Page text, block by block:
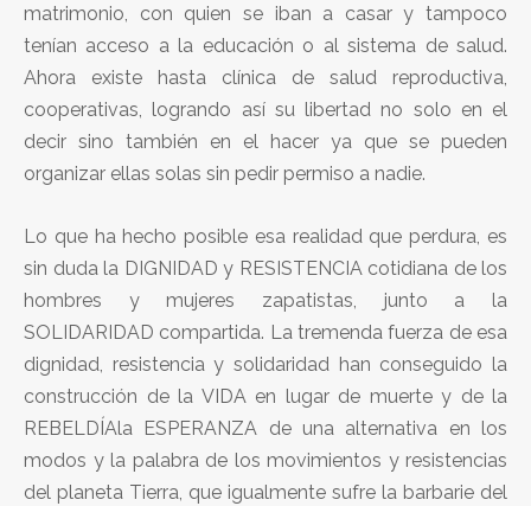
matrimonio, con quien se iban a casar y tampoco
tenían acceso a la educación o al sistema de salud.
Ahora existe hasta clínica de salud reproductiva,
cooperativas, logrando así su libertad no solo en el
decir sino también en el hacer ya que se pueden
organizar ellas solas sin pedir permiso a nadie.
Lo que ha hecho posible esa realidad que perdura, es
sin duda la DIGNIDAD y RESISTENCIA cotidiana de los
hombres y mujeres zapatistas, junto a la
SOLIDARIDAD compartida. La tremenda fuerza de esa
dignidad, resistencia y solidaridad han conseguido la
construcción de la VIDA en lugar de muerte y de la
REBELDÍAla ESPERANZA de una alternativa en los
modos y la palabra de los movimientos y resistencias
del planeta Tierra, que igualmente sufre la barbarie del